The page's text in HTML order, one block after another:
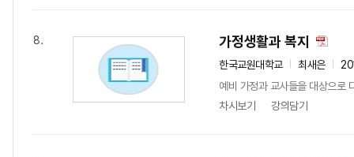
8. 가정생활과 복지
한국교원대학교 최새은
예비 가정과 교사들을 대상으로
차시보기
강의담기